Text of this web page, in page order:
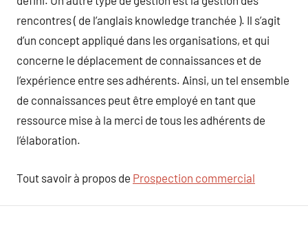
rencontres ( de l’anglais knowledge tranchée ). Il s’agit
d’un concept appliqué dans les organisations, et qui
concerne le déplacement de connaissances et de
l’expérience entre ses adhérents. Ainsi, un tel ensemble
de connaissances peut être employé en tant que
ressource mise à la merci de tous les adhérents de
l’élaboration.
Tout savoir à propos de Prospection commercial